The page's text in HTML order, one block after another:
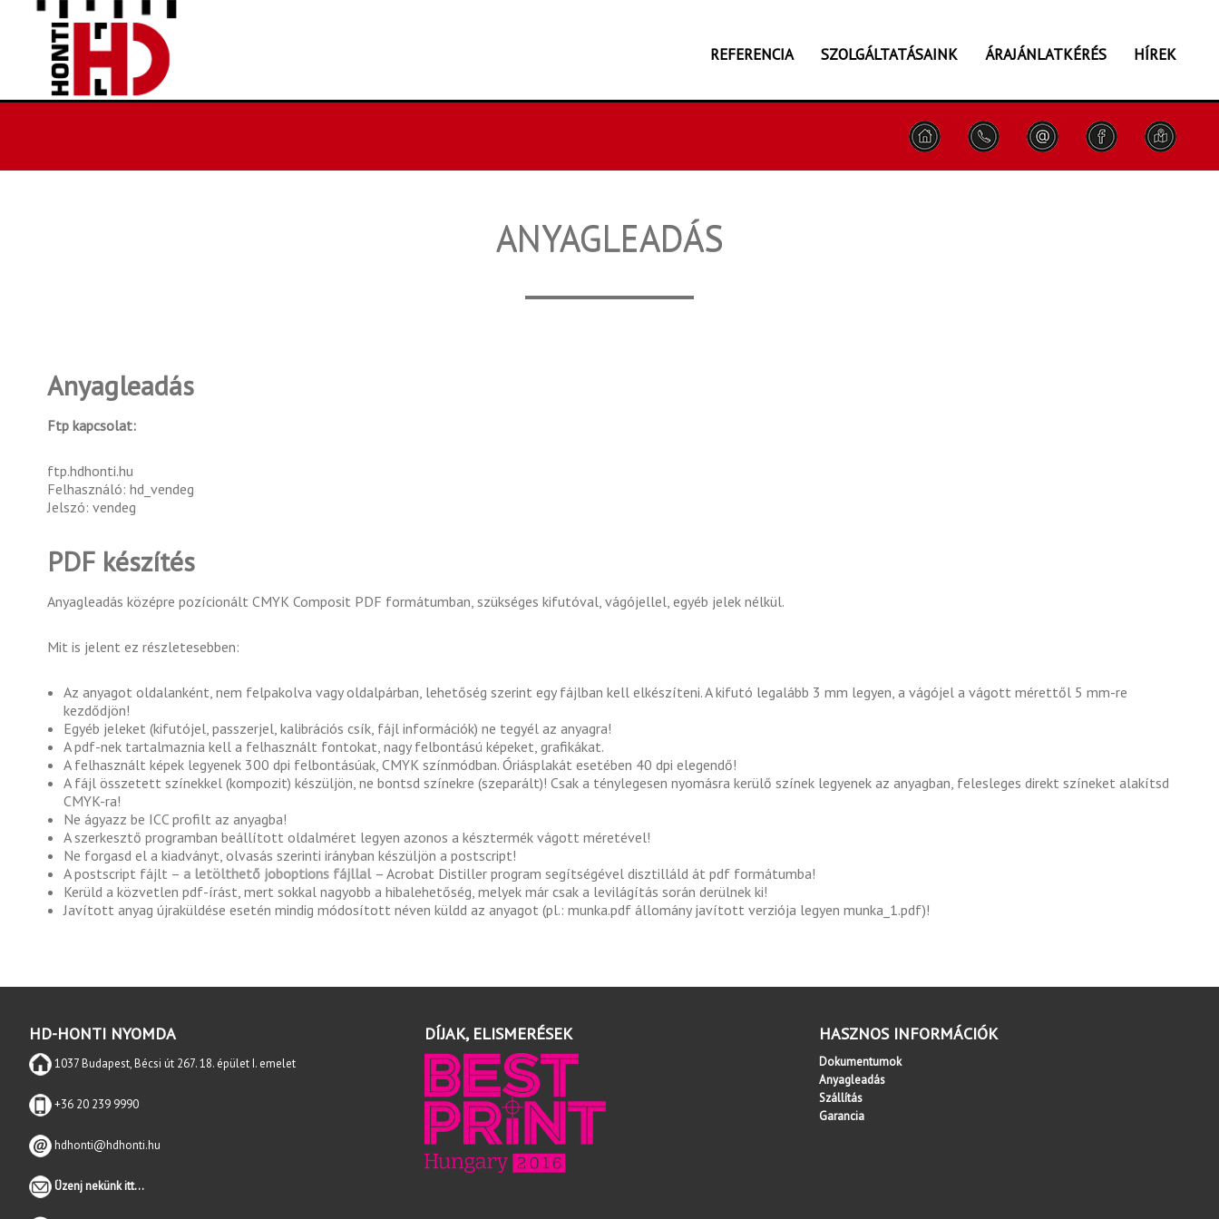
REFERENCIA SZOLGÁLTATÁSAINK ÁRAJÁNLATKÉRÉS HÍREK
ANYAGLEADÁS
Anyagleadás
Ftp kapcsolat:
ftp.hdhonti.hu
Felhasználó: hd_vendeg
Jelszó: vendeg
PDF készítés
Anyagleadás középre pozícionált CMYK Composit PDF formátumban, szükséges kifutóval, vágójellel, egyéb jelek nélkül.
Mit is jelent ez részletesebben:
Az anyagot oldalanként, nem felpakolva vagy oldalpárban, lehetőség szerint egy fájlban kell elkészíteni. A kifutó legalább 3 mm legyen, a vágójel a vágott mérettől 5 mm-re
kezdődjön!
Egyéb jeleket (kifutójel, passzerjel, kalibrációs csík, fájl információk) ne tegyél az anyagra!
A pdf-nek tartalmaznia kell a felhasznált fontokat, nagy felbontású képeket, grafikákat.
A felhasznált képek legyenek 300 dpi felbontásúak, CMYK színmódban. Óriásplakát esetében 40 dpi elegendő!
A fájl összetett színekkel (kompozit) készüljön, ne bontsd színekre (szeparált)! Csak a ténylegesen nyomásra kerülő színek legyenek az anyagban, felesleges direkt színeket alakítsd
CMYK-ra!
Ne ágyazz be ICC profilt az anyagba!
A szerkesztő programban beállított oldalméret legyen azonos a késztermék vágott méretével!
Ne forgasd el a kiadványt, olvasás szerinti irányban készüljön a postscript!
A postscript fájlt – a letölthető joboptions fájllal – Acrobat Distiller program segítségével disztilláld át pdf formátumba!
Kerüld a közvetlen pdf-írást, mert sokkal nagyobb a hibalehetőség, melyek már csak a levilágítás során derülnek ki!
Javított anyag újraküldése esetén mindig módosított néven küldd az anyagot (pl.: munka.pdf állomány javított verziója legyen munka_1.pdf)!
HD-HONTI NYOMDA
1037 Budapest, Bécsi út 267. 18. épület I. emelet
+36 20 239 9990
hdhonti@hdhonti.hu
Üzenj nekünk itt...
DÍJAK, ELISMERÉSEK HASZNOS INFORMÁCIÓK
Dokumentumok
Anyagleadás
Szállítás
Garancia